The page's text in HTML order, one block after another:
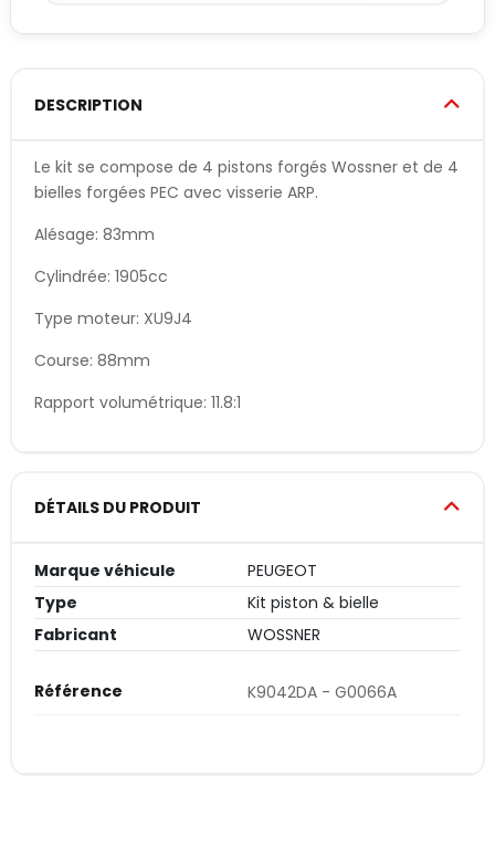
DESCRIPTION
Le kit se compose de 4 pistons forgés Wossner et de 4
bielles forgées PEC avec visserie ARP.
Alésage: 83mm
Cylindrée: 1905cc
Type moteur: XU9J4
Course: 88mm
Rapport volumétrique: 11.8:1
DÉTAILS DU PRODUIT
Marque véhicule
PEUGEOT
Type
Kit piston & bielle
Fabricant
WOSSNER
Référence K9042DA - G0066A